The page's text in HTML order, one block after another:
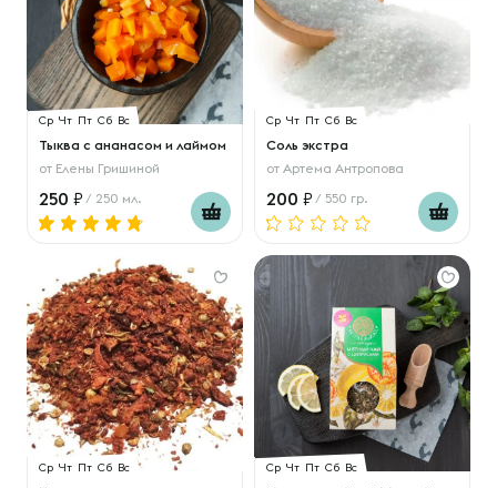
Ср Чт Пт Сб Вс
Тыква с ананасом и лаймом
от Елены Гришиной
250 / 250 мл.
Ср Чт Пт Сб Вс
Соль экстра
от Артема Антропова
200 / 550 гр.
Ср Чт Пт Сб Вс Ср Чт Пт Сб Вс